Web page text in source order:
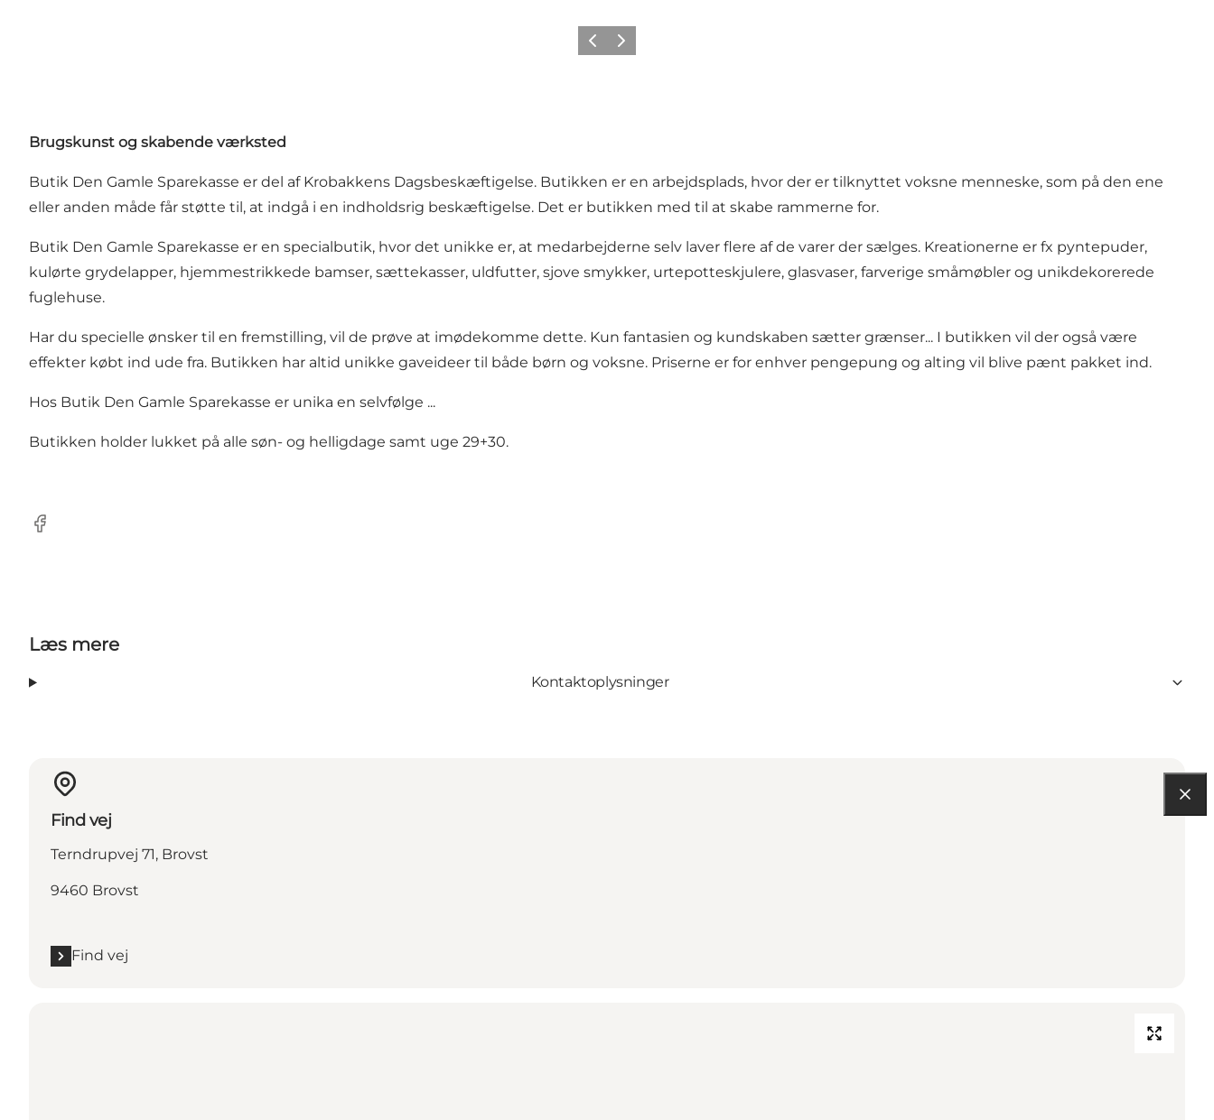
ForrigeNæste
Brugskunst og skabende værksted
Butik Den Gamle Sparekasse er del af Krobakkens Dagsbeskæftigelse. Butikken er en arbejdsplads, hvor der er tilknyttet voksne menneske, som på den ene
eller anden måde får støtte til, at indgå i en indholdsrig beskæftigelse. Det er butikken med til at skabe rammerne for.
Butik Den Gamle Sparekasse er en specialbutik, hvor det unikke er, at medarbejderne selv laver flere af de varer der sælges. Kreationerne er fx pyntepuder,
kulørte grydelapper, hjemmestrikkede bamser, sættekasser, uldfutter, sjove smykker, urtepotteskjulere, glasvaser, farverige småmøbler og unikdekorerede
fuglehuse.
Har du specielle ønsker til en fremstilling, vil de prøve at imødekomme dette. Kun fantasien og kundskaben sætter grænser... I butikken vil der også være
effekter købt ind ude fra. Butikken har altid unikke gaveideer til både børn og voksne. Priserne er for enhver pengepung og alting vil blive pænt pakket ind.
Hos Butik Den Gamle Sparekasse er unika en selvfølge ...
Butikken holder lukket på alle søn- og helligdage samt uge 29+30.
Facebook
Læs mere
Kontaktoplysninger
Find vej
Terndrupvej 71, Brovst
9460 Brovst
Find vej